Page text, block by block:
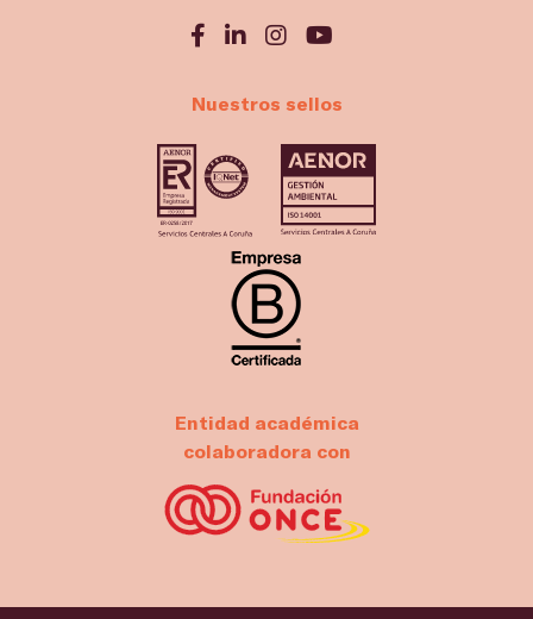
Nuestros sellos
Entidad académica
colaboradora con